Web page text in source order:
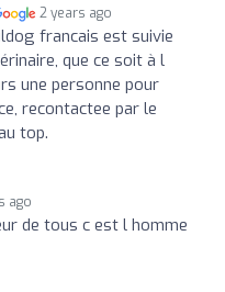
2 years ago
francais est suivie
que ce soit à l
une personne pour
recontactee par le
top.
ago
de tous c est l homme